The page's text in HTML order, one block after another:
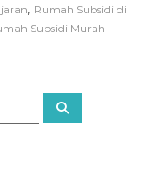
, Rumah Subsidi di
Subsidi Murah
S